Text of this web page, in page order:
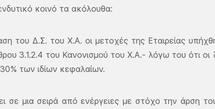
κοινό τα ακόλουθα:
του Δ.Σ. του Χ.Α. οι μετοχές της Εταιρείας
3.1.2.4 του Κανονισμού του Χ.Α.- λόγω του ότι οι
των ιδίων κεφαλαίων.
σε μια σειρά από ενέργειες με στόχο την άρση